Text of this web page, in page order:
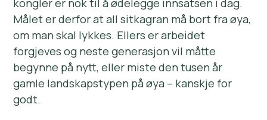
kongler er nok til å ødelegge innsatsen i dag.
Målet er derfor at all sitkagran må bort fra øya,
om man skal lykkes. Ellers er arbeidet
forgjeves og neste generasjon vil måtte
begynne på nytt, eller miste den tusen år
gamle landskapstypen på øya – kanskje for
godt.